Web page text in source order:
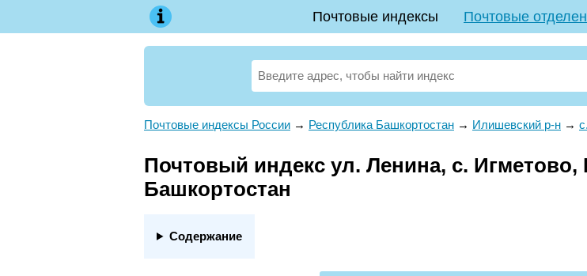
Почтовые индексы Почтовые
Почтовые индексы России → Республика Башкортостан → Илишевский р-н →
Почтовый индекс ул. Ленина, с.
Башкортостан
Содержание